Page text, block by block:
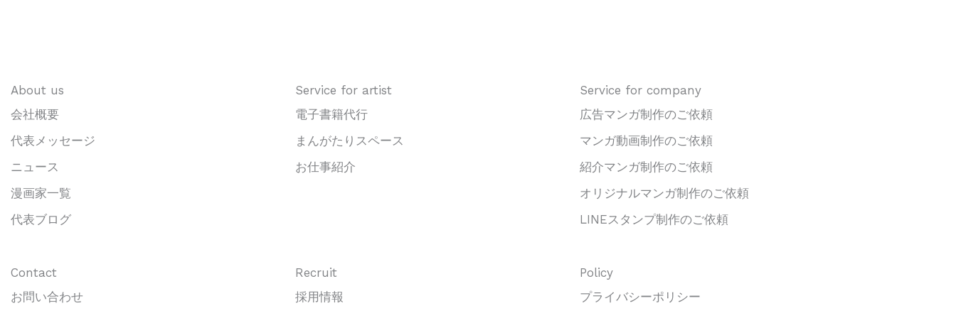
About us
会社概要
代表メッセージ
ニュース
漫画家一覧
代表ブログ
Service for artist
電子書籍代行
まんがたりスペース
お仕事紹介
Service for company
広告マンガ制作のご依頼
マンガ動画制作のご依頼
紹介マンガ制作のご依頼
オリジナルマンガ制作のご依頼
LINEスタンプ制作のご依頼
Contact
お問い合わせ
Recruit
採用情報
Policy
プライバシーポリシー